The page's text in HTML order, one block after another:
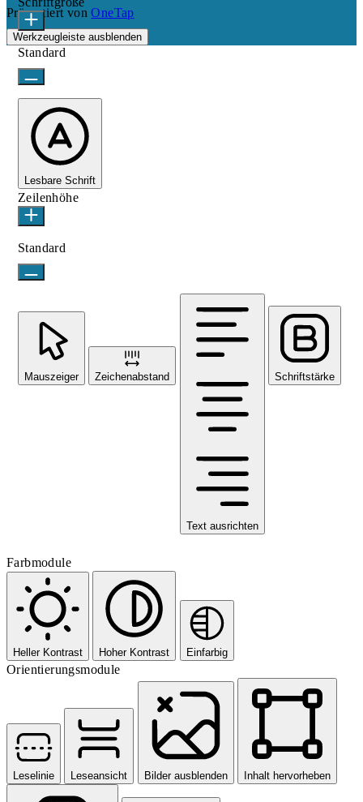
Präsentiert vonOneTap
Werkzeugleiste ausblenden
Standard
Lesbare Schrift
Zeilenhöhe
Standard
Mauszeiger Zeichenabstand
Text ausrichten
Schriftstärke
Farbmodule
Heller Kontrast Hoher Kontrast Einfarbig
Orientierungsmodule
Leselinie Leseansicht Bilder ausblenden Inhalt hervorheben